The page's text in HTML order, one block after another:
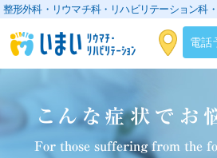
整形外科・リウマチ科・リハビリテーション科・
電話
こんな症状でお
For those suffering from the